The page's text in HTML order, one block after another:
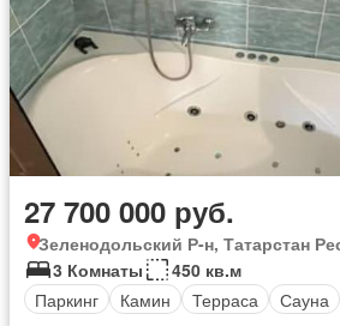
27 700 000 руб.
Зеленодольский Р-н, Татарстан
3 Комнаты
450 кв.м
Паркинг
Камин Терраса Сауна